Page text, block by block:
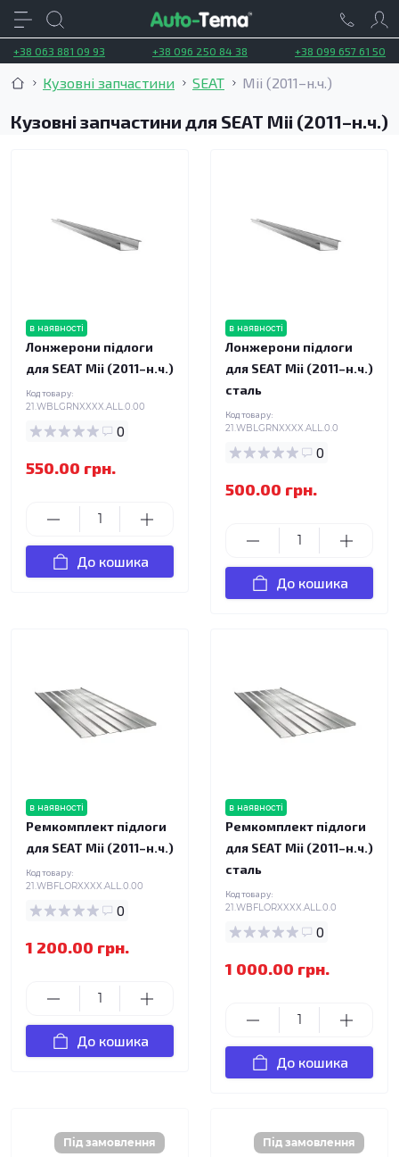
+38 063 881 09 93 +38 096 250 84 38 +38 099 657 61 50
Кузовні запчастини SEAT Mii (2011–н.ч.)
Кузовні запчастини для SEAT Mii (2011–н.ч.)
в наявності
Лонжерони підлоги
для SEAT Mii (2011–н.ч.)
Код товару:
21.WBLGRNXXXX.ALL.0.00
0
550.00 грн.
До кошика
в наявності
Лонжерони підлоги
для SEAT Mii (2011–н.ч.)
сталь
Код товару:
21.WBLGRNXXXX.ALL.0.0
0
500.00 грн.
До кошика
в наявності
Ремкомплект підлоги
для SEAT Mii (2011–н.ч.)
Код товару:
21.WBFLORXXXX.ALL.0.00
0
1 200.00 грн.
До кошика
в наявності
Ремкомплект підлоги
для SEAT Mii (2011–н.ч.)
сталь
Код товару:
21.WBFLORXXXX.ALL.0.0
0
1 000.00 грн.
До кошика